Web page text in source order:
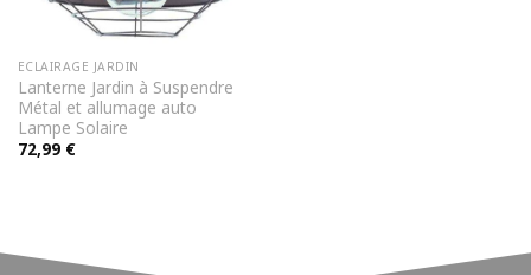
ECLAIRAGE JARDIN
Lanterne Jardin à Suspendre
Métal et allumage auto
Lampe Solaire
72,99 €